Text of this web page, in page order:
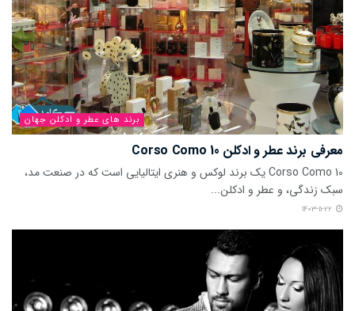
برند های عطر و ادکلن جهان
معرفی برند عطر و ادکلن 10 Corso Como
10 Corso Como یک برند لوکس و هنری ایتالیایی است که در صنعت مد،
سبک زندگی، و عطر و ادکلن...